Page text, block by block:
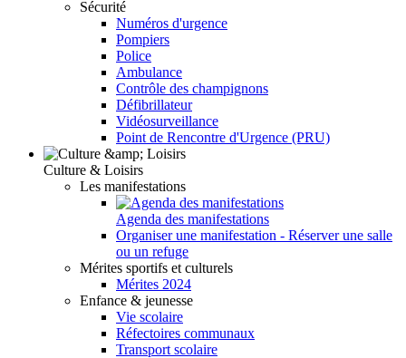
Sécurité
Numéros d'urgence
Pompiers
Police
Ambulance
Contrôle des champignons
Défibrillateur
Vidéosurveillance
Point de Rencontre d'Urgence (PRU)
Culture & Loisirs
Les manifestations
Agenda des manifestations
Organiser une manifestation - Réserver une salle
ou un refuge
Mérites sportifs et culturels
Mérites 2024
Enfance & jeunesse
Vie scolaire
Réfectoires communaux
Transport scolaire